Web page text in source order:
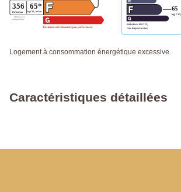
Logement à consommation énergétique excessive.
Caractéristiques détaillées